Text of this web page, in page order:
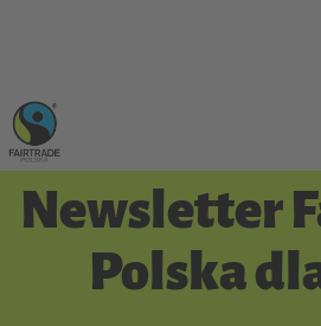
Dla firm
Newsletter
Polska